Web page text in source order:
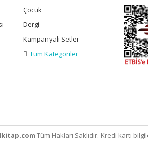
Çocuk
Dergi
Kampanyalı Setler
Tüm Kategoriler
Tüm Hakları Saklıdır. Kredi kartı